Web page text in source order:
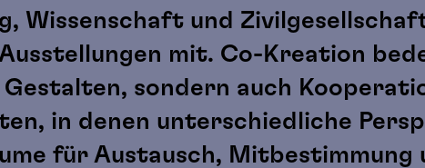
Wissenschaft und
mit. Co-Kreation
Gestalten, sondern auch
in denen unterschiedliche
für Austausch, Mitbestimmung